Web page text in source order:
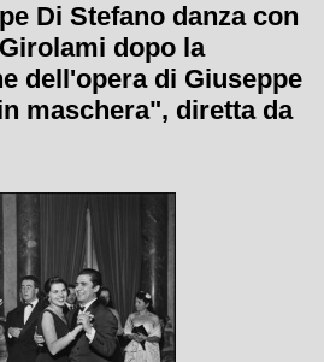
Di Stefano danza con
dopo la
dell'opera di Giuseppe
maschera", diretta da
con la quale è
la stagione lirica 1957-
Scala